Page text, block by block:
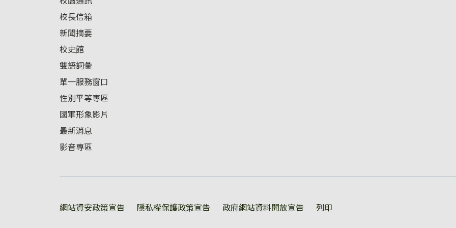
校長信箱
新聞摘要
校史館
雙語詞彙
單一服務窗口
性別平等專區
國軍形象影片
最新消息
影音專區
網站資安政策宣告 隱私權保護政策宣告 政府網站資料開放宣告 列印